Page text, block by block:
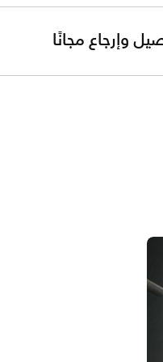
وإرجاع مجانًا